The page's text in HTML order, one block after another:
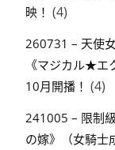
映！ (4)
260731 – 天使
《マジカル★
10月開播！ (4)
241005 – 限制
の嫁》（女騎士